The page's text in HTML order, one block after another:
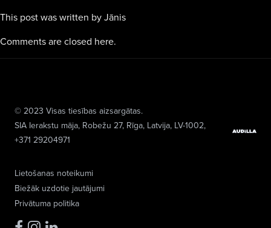
This post was written by Jānis
Comments are closed here.
Lietošanas noteikumi
Biežāk uzdotie jautājumi
Privātuma politika
© 2023 Visas tiesības aizsargātas.
SIA Ierakstu māja, Robežu 27, Rīga, Latvija, LV-1002,
+371 29204971